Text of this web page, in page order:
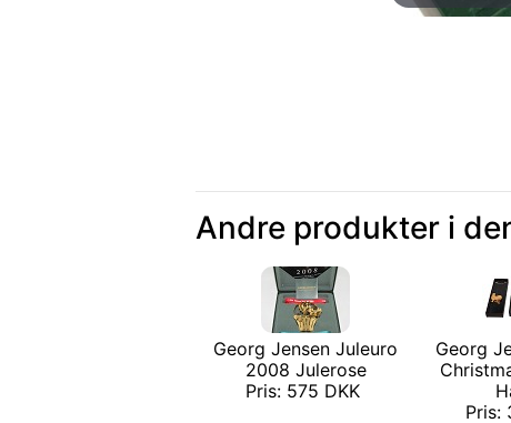
Andre produkter i
Georg Jensen Juleuro
2008 Julerose
Pris: 575 DKK
Georg
Pris: